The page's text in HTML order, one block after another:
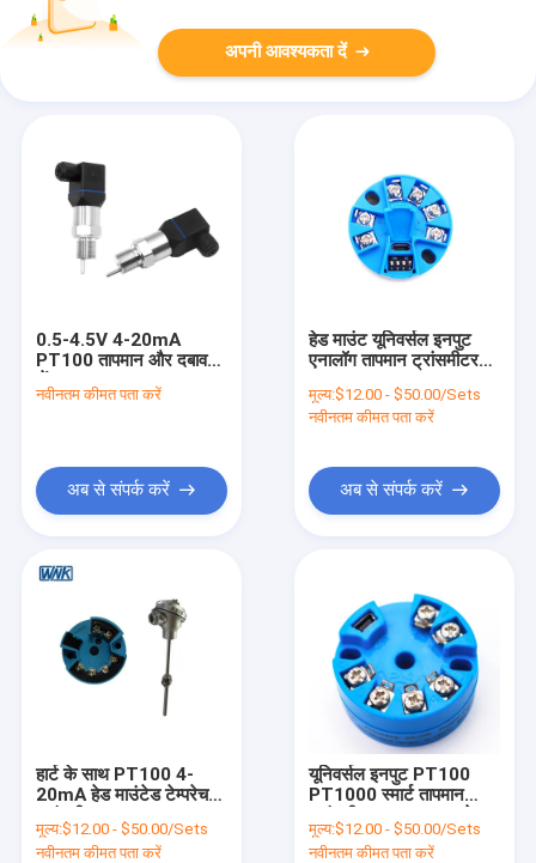
अपनी आवश्यकता दें
0.5-4.5V 4-20mA
PT100 तापमान और दबाव
नवीनतम कीमत पता करें
अब से संपर्क करें
हेड माउंट यूनिवर्सल इनपुट
एनालॉग तापमान ट्रांसमीटर
मूल्य:$12.00 - $50.00/Sets
नवीनतम कीमत पता करें
अब से संपर्क करें
हार्ट के साथ PT100 4-
20mA हेड माउंटेड टेम्परेचर
मूल्य:$12.00 - $50.00/Sets
नवीनतम कीमत पता करें
यूनिवर्सल इनपुट PT100
PT1000 स्मार्ट तापमान
साथ
मूल्य:$12.00 - $50.00/Sets
नवीनतम कीमत पता करें